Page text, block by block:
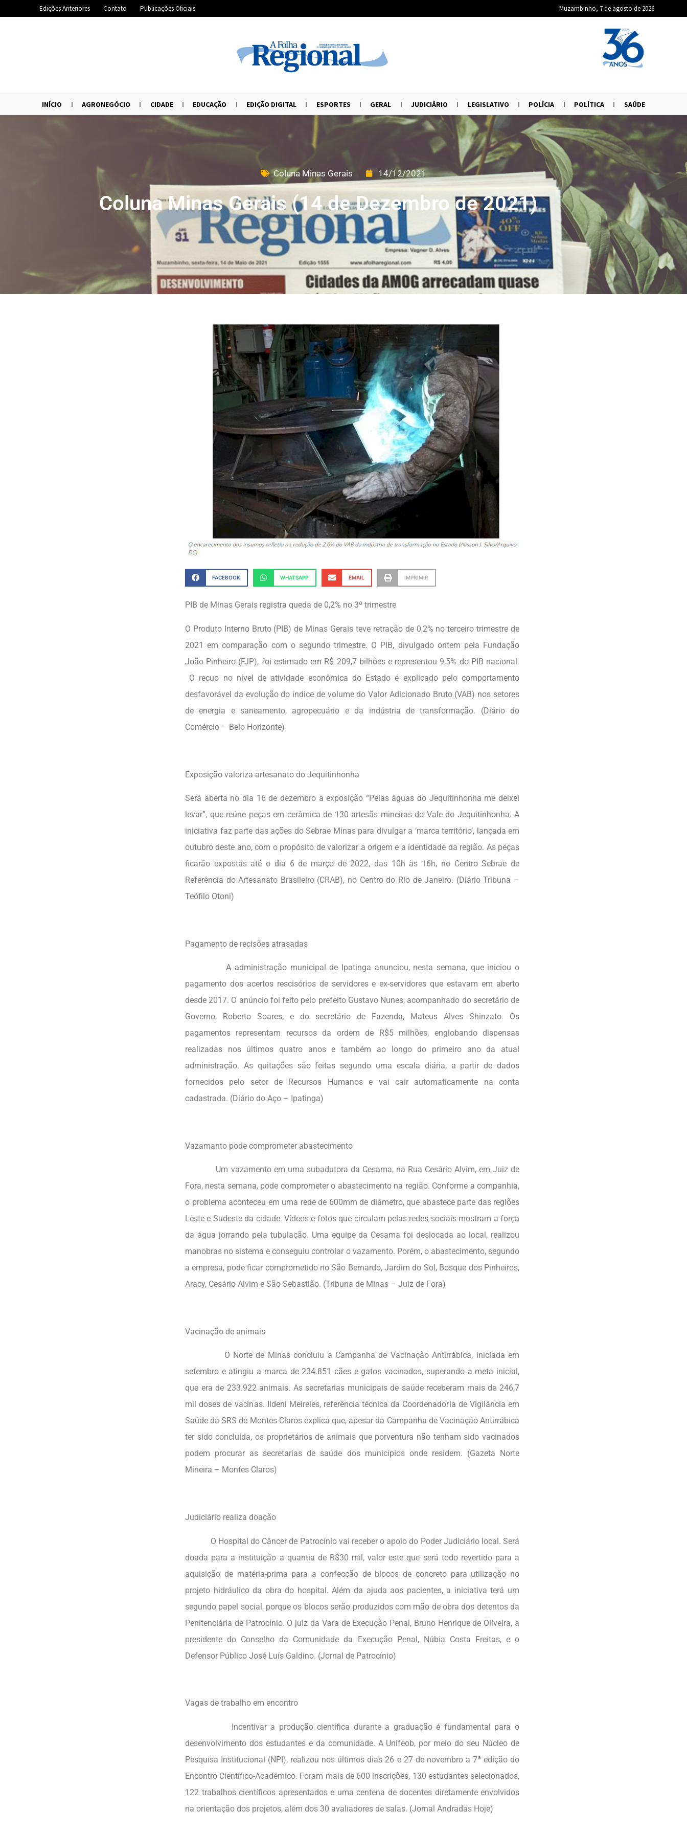
Edições Anteriores Contato Publicações Oficiais Muzambinho, 7 de agosto de 2026
INÍCIO AGRONEGÓCIO CIDADE EDUCAÇÃO EDIÇÃO DIGITAL ESPORTES GERAL JUDICIÁRIO LEGISLATIVO POLÍCIA POLÍTICA SAÚDE
Coluna Minas Gerais 14/12/2021
Coluna Minas Gerais (14 de Dezembro de 2021)
FACEBOOK WHATSAPP EMAIL IMPRIMIR
PIB de Minas Gerais registra queda de 0,2% no 3º trimestre
O Produto Interno Bruto (PIB) de Minas Gerais teve retração de 0,2% no terceiro trimestre de
2021 em comparação com o segundo trimestre. O PIB, divulgado ontem pela Fundação
João Pinheiro (FJP), foi estimado em R$ 209,7 bilhões e representou 9,5% do PIB nacional.
O recuo no nível de atividade econômica do Estado é explicado pelo comportamento
desfavorável da evolução do índice de volume do Valor Adicionado Bruto (VAB) nos setores
de energia e saneamento, agropecuário e da indústria de transformação. (Diário do
Comércio – Belo Horizonte)
Exposição valoriza artesanato do Jequitinhonha
Será aberta no dia 16 de dezembro a exposição “Pelas águas do Jequitinhonha me deixei
levar”, que reúne peças em cerâmica de 130 artesãs mineiras do Vale do Jequitinhonha. A
iniciativa faz parte das ações do Sebrae Minas para divulgar a ‘marca território’, lançada em
outubro deste ano, com o propósito de valorizar a origem e a identidade da região. As peças
ficarão expostas até o dia 6 de março de 2022, das 10h às 16h, no Centro Sebrae de
Referência do Artesanato Brasileiro (CRAB), no Centro do Rio de Janeiro. (Diário Tribuna –
Teófilo Otoni)
Pagamento de recisões atrasadas
A administração municipal de Ipatinga anunciou, nesta semana, que iniciou o
pagamento dos acertos rescisórios de servidores e ex-servidores que estavam em aberto
desde 2017. O anúncio foi feito pelo prefeito Gustavo Nunes, acompanhado do secretário de
Governo, Roberto Soares, e do secretário de Fazenda, Mateus Alves Shinzato. Os
pagamentos representam recursos da ordem de R$5 milhões, englobando dispensas
realizadas nos últimos quatro anos e também ao longo do primeiro ano da atual
administração. As quitações são feitas segundo uma escala diária, a partir de dados
fornecidos pelo setor de Recursos Humanos e vai cair automaticamente na conta
cadastrada. (Diário do Aço – Ipatinga)
Vazamanto pode comprometer abastecimento
Um vazamento em uma subadutora da Cesama, na Rua Cesário Alvim, em Juiz de
Fora, nesta semana, pode comprometer o abastecimento na região. Conforme a companhia,
o problema aconteceu em uma rede de 600mm de diâmetro, que abastece parte das regiões
Leste e Sudeste da cidade. Vídeos e fotos que circulam pelas redes sociais mostram a força
da água jorrando pela tubulação. Uma equipe da Cesama foi deslocada ao local, realizou
manobras no sistema e conseguiu controlar o vazamento. Porém, o abastecimento, segundo
a empresa, pode ficar comprometido no São Bernardo, Jardim do Sol, Bosque dos Pinheiros,
Aracy, Cesário Alvim e São Sebastião. (Tribuna de Minas – Juiz de Fora)
Vacinação de animais
O Norte de Minas concluiu a Campanha de Vacinação Antirrábica, iniciada em
setembro e atingiu a marca de 234.851 cães e gatos vacinados, superando a meta inicial,
que era de 233.922 animais. As secretarias municipais de saúde receberam mais de 246,7
mil doses de vacinas. Ildeni Meireles, referência técnica da Coordenadoria de Vigilância em
Saúde da SRS de Montes Claros explica que, apesar da Campanha de Vacinação Antirrábica
ter sido concluída, os proprietários de animais que porventura não tenham sido vacinados
podem procurar as secretarias de saúde dos municípios onde residem. (Gazeta Norte
Mineira – Montes Claros)
Judiciário realiza doação
O Hospital do Câncer de Patrocínio vai receber o apoio do Poder Judiciário local. Será
doada para a instituição a quantia de R$30 mil, valor este que será todo revertido para a
aquisição de matéria-prima para a confecção de blocos de concreto para utilização no
projeto hidráulico da obra do hospital. Além da ajuda aos pacientes, a iniciativa terá um
segundo papel social, porque os blocos serão produzidos com mão de obra dos detentos da
Penitenciária de Patrocínio. O juiz da Vara de Execução Penal, Bruno Henrique de Oliveira, a
presidente do Conselho da Comunidade da Execução Penal, Núbia Costa Freitas, e o
Defensor Público José Luís Galdino. (Jornal de Patrocínio)
Vagas de trabalho em encontro
Incentivar a produção científica durante a graduação é fundamental para o
desenvolvimento dos estudantes e da comunidade. A Unifeob, por meio do seu Núcleo de
Pesquisa Institucional (NPI), realizou nos últimos dias 26 e 27 de novembro a 7ª edição do
Encontro Científico-Acadêmico. Foram mais de 600 inscrições, 130 estudantes selecionados,
122 trabalhos científicos apresentados e uma centena de docentes diretamente envolvidos
na orientação dos projetos, além dos 30 avaliadores de salas. (Jornal Andradas Hoje)